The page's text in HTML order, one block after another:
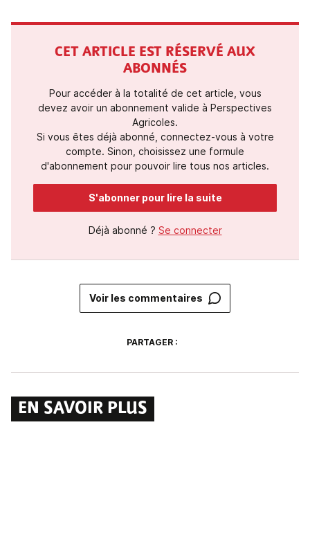
CET ARTICLE EST RÉSERVÉ AUX
ABONNÉS
Pour accéder à la totalité de cet article, vous
devez avoir un abonnement valide à Perspectives
Agricoles.
Si vous êtes déjà abonné, connectez-vous à votre
compte. Sinon, choisissez une formule
d'abonnement pour pouvoir lire tous nos articles.
S'abonner pour lire la suite
Déjà abonné ? Se connecter
Voir les commentaires
PARTAGER :
EN SAVOIR PLUS